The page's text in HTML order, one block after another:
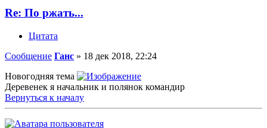
Re: По ржать...
Цитата
Сообщение Ганс » 18 дек 2018, 22:24
Новогодняя тема
Деревенек я начальник и полянок командир
Вернуться к началу